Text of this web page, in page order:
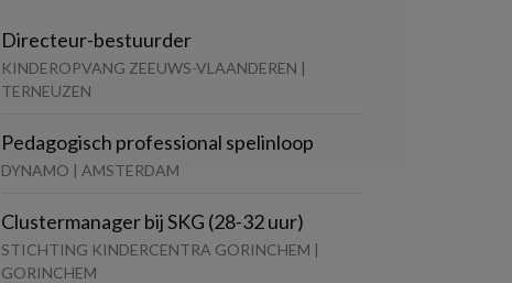
Directeur-bestuurder
KINDEROPVANG ZEEUWS-VLAANDEREN |
TERNEUZEN
Pedagogisch professional spelinloop
DYNAMO | AMSTERDAM
Clustermanager bij SKG (28-32 uur)
STICHTING KINDERCENTRA GORINCHEM |
GORINCHEM